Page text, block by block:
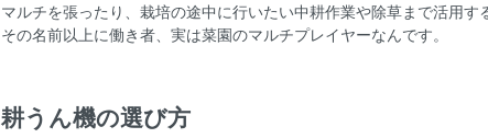
マルチを張ったり、栽培の途中に行いたい中耕作業や除草まで活用す
その名前以上に働き者、実は菜園のマルチプレイヤーなんです。
耕うん機の選び方